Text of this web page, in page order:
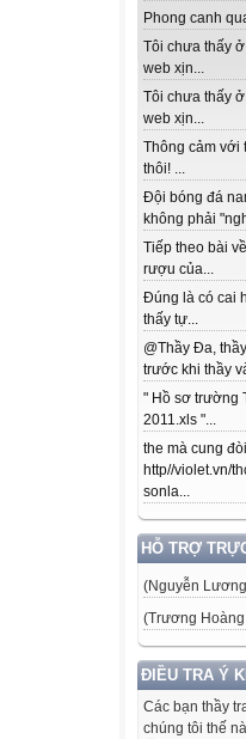
Phong canh
Tôi chưa thấy
web xịn...
Tôi chưa thấy
web xịn...
Thông cảm với
thôi! ...
Đội bóng đá
không phải
Tiếp theo bài
rượu của...
Đúng là có cai
thấy tự...
@Thầy Đa,
trước khi thầy
" Hồ sơ trường
2011.xls "...
the mà cung
http//violet.vn/
sonla...
HỖ TRỢ
(Nguyễn
(Trương Hoàng
ĐIỀU TRA Ý
Các bạn thầy
chúng tôi thế